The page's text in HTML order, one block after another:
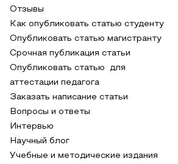
Отзывы
Как опубликовать статью студенту
Опубликовать статью магистранту
Срочная публикация статьи
Опубликовать статью для
аттестации педагога
Заказать написание статьи
Вопросы и ответы
Интервью
Научный блог
Учебные и методические издания